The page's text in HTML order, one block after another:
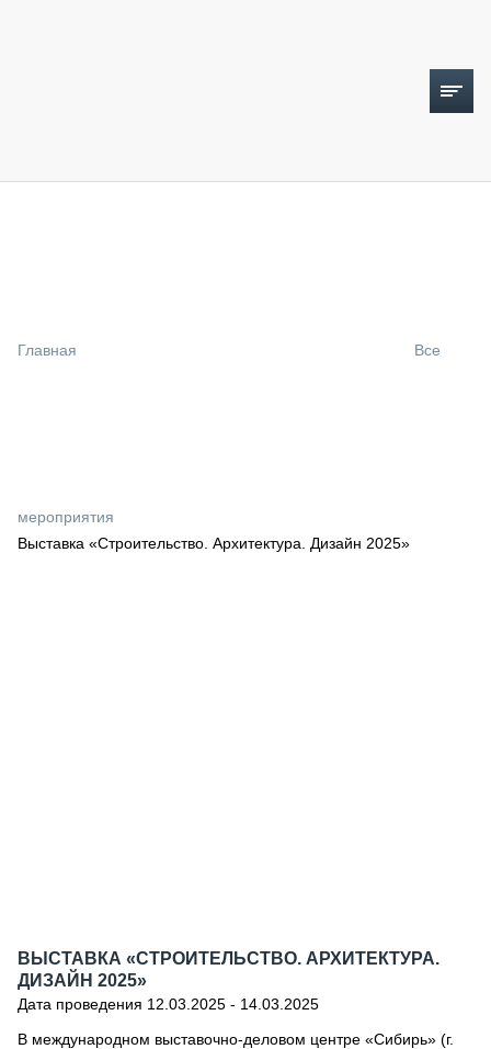
СПЕЦПРОЕКТЫ
Главная Все
мероприятия
Выставка «Строительство. Архитектура. Дизайн 2025»
ВЫСТАВКА «СТРОИТЕЛЬСТВО. АРХИТЕКТУРА.
ДИЗАЙН 2025»
Дата проведения 12.03.2025 - 14.03.2025
В международном выставочно-деловом центре «Сибирь» (г.